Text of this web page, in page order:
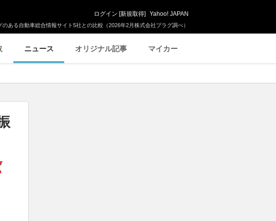
ある自動車総合情報サイト5社との比較（2026年2月株式会社プラグ調べ）
ログイン [新規取得] Yahoo! JAPAN
ニュース オリジナル記事 マイカー